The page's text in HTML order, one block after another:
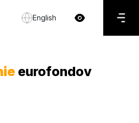
English
eurofondov